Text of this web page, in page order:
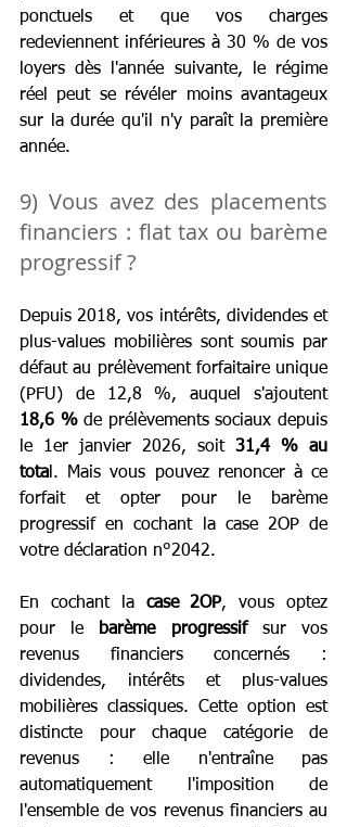
ponctuels et que vos charges
redeviennent inférieures à 30 % de vos
loyers dès l'année suivante, le régime
réel peut se révéler moins avantageux
sur la durée qu'il n'y paraît la première
année.
9) Vous avez des placements
financiers : flat tax ou barème
progressif ?
Depuis 2018, vos intérêts, dividendes et
plus-values mobilières sont soumis par
défaut au prélèvement forfaitaire unique
(PFU) de 12,8 %, auquel s'ajoutent
18,6 % de prélèvements sociaux depuis
le 1er janvier 2026, soit 31,4 % au
tota l. Mais vous pouvez renoncer à ce
forfait et opter pour le barème
progressif en cochant la case 2OP de
votre déclaration n°2042.
En cochant la case 2OP, vous optez
pour le
barème progressif sur vos
revenus financiers concernés :
dividendes, intérêts et plus-values
mobilières classiques. Cette option est
distincte pour chaque catégorie de
revenus : elle n'entraîne pas
automatiquement l'imposition de
l'ensemble de vos revenus financiers au